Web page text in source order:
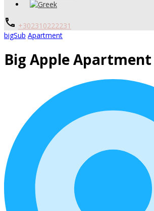
+302310222231
bigSub Apartment
Big Apple Apartment